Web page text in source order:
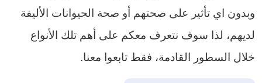
وبدون اي تأثير على صحتهم أو صحة الحيوانات الأليفة
لديهم، لذا سوف نتعرف معكم على أهم تلك الأنواع
خلال السطور القادمة، فقط تابعوا معنا.